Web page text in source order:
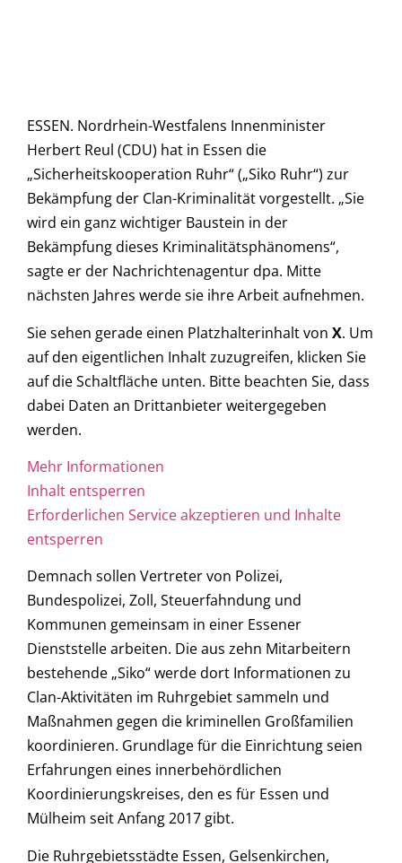
ESSEN. Nordrhein-Westfalens Innenminister
Herbert Reul (CDU) hat in Essen die
„Sicherheitskooperation Ruhr“ („Siko Ruhr“) zur
Bekämpfung der Clan-Kriminalität vorgestellt. „Sie
wird ein ganz wichtiger Baustein in der
Bekämpfung dieses Kriminalitätsphänomens“,
sagte er der Nachrichtenagentur dpa. Mitte
nächsten Jahres werde sie ihre Arbeit aufnehmen.
Sie sehen gerade einen Platzhalterinhalt von X. Um
auf den eigentlichen Inhalt zuzugreifen, klicken Sie
auf die Schaltfläche unten. Bitte beachten Sie, dass
dabei Daten an Drittanbieter weitergegeben
werden.
Mehr Informationen
Inhalt entsperren
Erforderlichen Service akzeptieren und Inhalte
entsperren
Demnach sollen Vertreter von Polizei,
Bundespolizei, Zoll, Steuerfahndung und
Kommunen gemeinsam in einer Essener
Dienststelle arbeiten. Die aus zehn Mitarbeitern
bestehende „Siko“ werde dort Informationen zu
Clan-Aktivitäten im Ruhrgebiet sammeln und
Maßnahmen gegen die kriminellen Großfamilien
koordinieren. Grundlage für die Einrichtung seien
Erfahrungen eines innerbehördlichen
Koordinierungskreises, den es für Essen und
Mülheim seit Anfang 2017 gibt.
Die Ruhrgebietsstädte Essen, Gelsenkirchen,